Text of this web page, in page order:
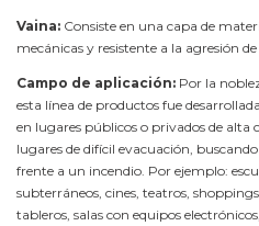
Vaina: Consiste en una capa de
mecánicas y resistente a la agresión
Campo de aplicación: Por la
esta línea de productos fue
en lugares públicos o privados de alta
lugares de difícil evacuación,
frente a un incendio. Por ejemplo:
subterráneos, cines, teatros,
tableros, salas con equipos